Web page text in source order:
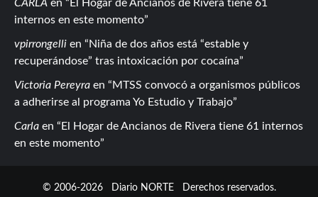
CARLA en
El Hogar de Ancianos de Rivera tiene 61
internos en este momento
vpirrongelli en
Niña de dos años está “estable y
recuperándose” tras intoxicación por cocaína
Victoria Pereyra en
MTSS convocó a organismos públicos
a adherirse al programa Yo Estudio y Trabajo
Carla en
El Hogar de Ancianos de Rivera tiene 61 internos
en este momento
© 2006-2026 Diario NORTEDerechos reservados.